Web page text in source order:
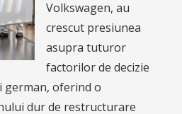
lupă: Calul de bătaie
maniere pe asfalt
Segmentul pick-
upurilor utilitare și